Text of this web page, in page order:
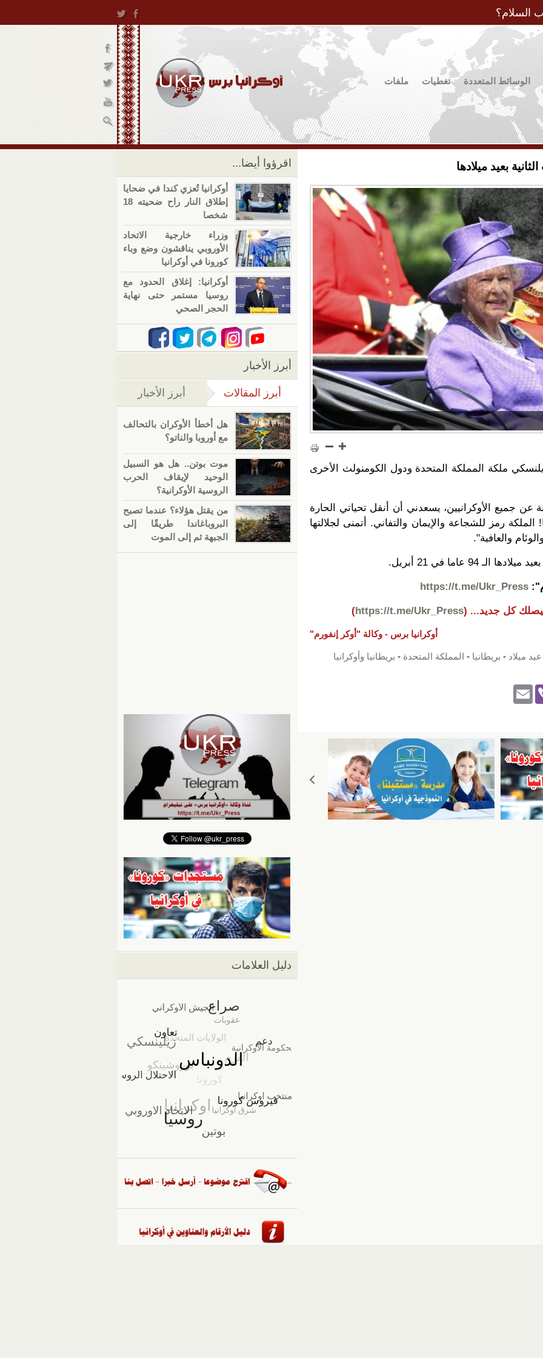
السلام؟
الوسائط المتعددة تغطيات ملفات
بعيد ميلادها
ملكة المملكة المتحدة ودول الكومنولث الأخرى
عن جميع الأوكرانيين، يسعدني أن أنقل تحياتي الحارة
الملكة رمز للشجاعة والإيمان والتفاني. أتمنى لجلالتها
والعافية".
94 عاما في 21 أبريل.
https://t.me/Ukr_Press
كل جديد... (
https://t.me/Ukr_Press
)
أوكرانيا برس - وكالة "أوكر إنفورم"
عيد ميلاد - بريطانيا - المملكة المتحدة - بريطانيا وأوكرانيا
Vi
اقرؤوا أيضا...
أوكرانيا تُعزي كندا في ضحايا
إطلاق النار راح ضحيته 18
شخصا
وزراء خارجية الاتحاد
الأوروبي يناقشون وضع وباء
كورونا في أوكرانيا
أوكرانيا: إغلاق الحدود مع
روسيا مستمر حتى نهاية
الحجر الصحي
أبرز الأخبار
أبرز المقالات (علامة التبويب النشطة)
أبرز الأخبار
هل أخطأ الأوكران بالتحالف
مع أوروبا والناتو؟
موت بوتن.. هل هو السبيل
الوحيد لإيقاف الحرب
الروسية الأوكرانية؟
من يقتل هؤلاء؟ عندما تصبح
البروباغاندا طريقًا إلى
الجبهة ثم إلى الموت
دليل العلامات